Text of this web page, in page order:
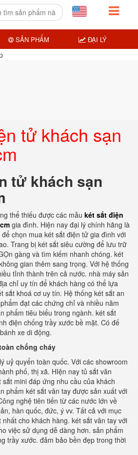
tử khách sạn
tử khách sạn
thể thiếu được các mẫu két sắt điện
gia đình. Hiện nay đại lý chính hãng là
chọn mua két sắt điện tử gia đình với
Trang bị két sắt siêu cường để lưu trữ
gàng và tìm kiếm nhanh chóng. két
gian thêm sang trọng. Với hệ thống
tỉnh thành trên cả nước. nhà máy sản
chỉ uy tín để khách hàng có thể lựa
sắt khoá cơ uy tín. Hệ thống két sắt an
đạt các chứng chỉ và nhiều năm
phẩm tiêu biểu trong ngành. két sắt
điện chống trầy xước bề mặt. Có đế
xe di động.
chống cháy
uỷ quyển toàn quốc. Với các showroom
phố, thị xã. HIện nay tủ sắt văn
mini đáp ứng nhu cầu của khách
phẩm két sắt vân tay được sản xuất với
nghệ tiên tiến từ các nước lớn về
hàn quốc, đức, ý vv. Tất cả với mục
cho khách hàng. két sắt vân tay với
việc sử dụng dễ dàng hơn. sản phẩm
trầy xước. đảm bảo bền đẹp trong thời
SẢN PHẨM ĐẠI LÝ